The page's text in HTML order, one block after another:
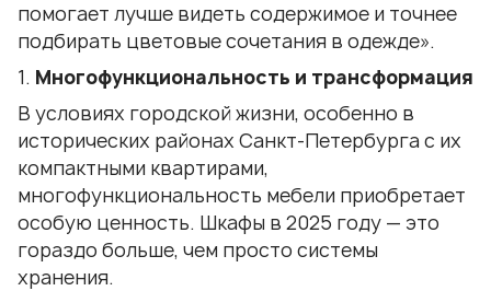
помогает лучше видеть содержимое и точнее
подбирать цветовые сочетания в одежде».
Многофункциональность и трансформация
В условиях городской жизни, особенно в
исторических районах Санкт-Петербурга с их
компактными квартирами,
многофункциональность мебели приобретает
особую ценность. Шкафы в 2025 году — это
гораздо больше, чем просто системы
хранения.